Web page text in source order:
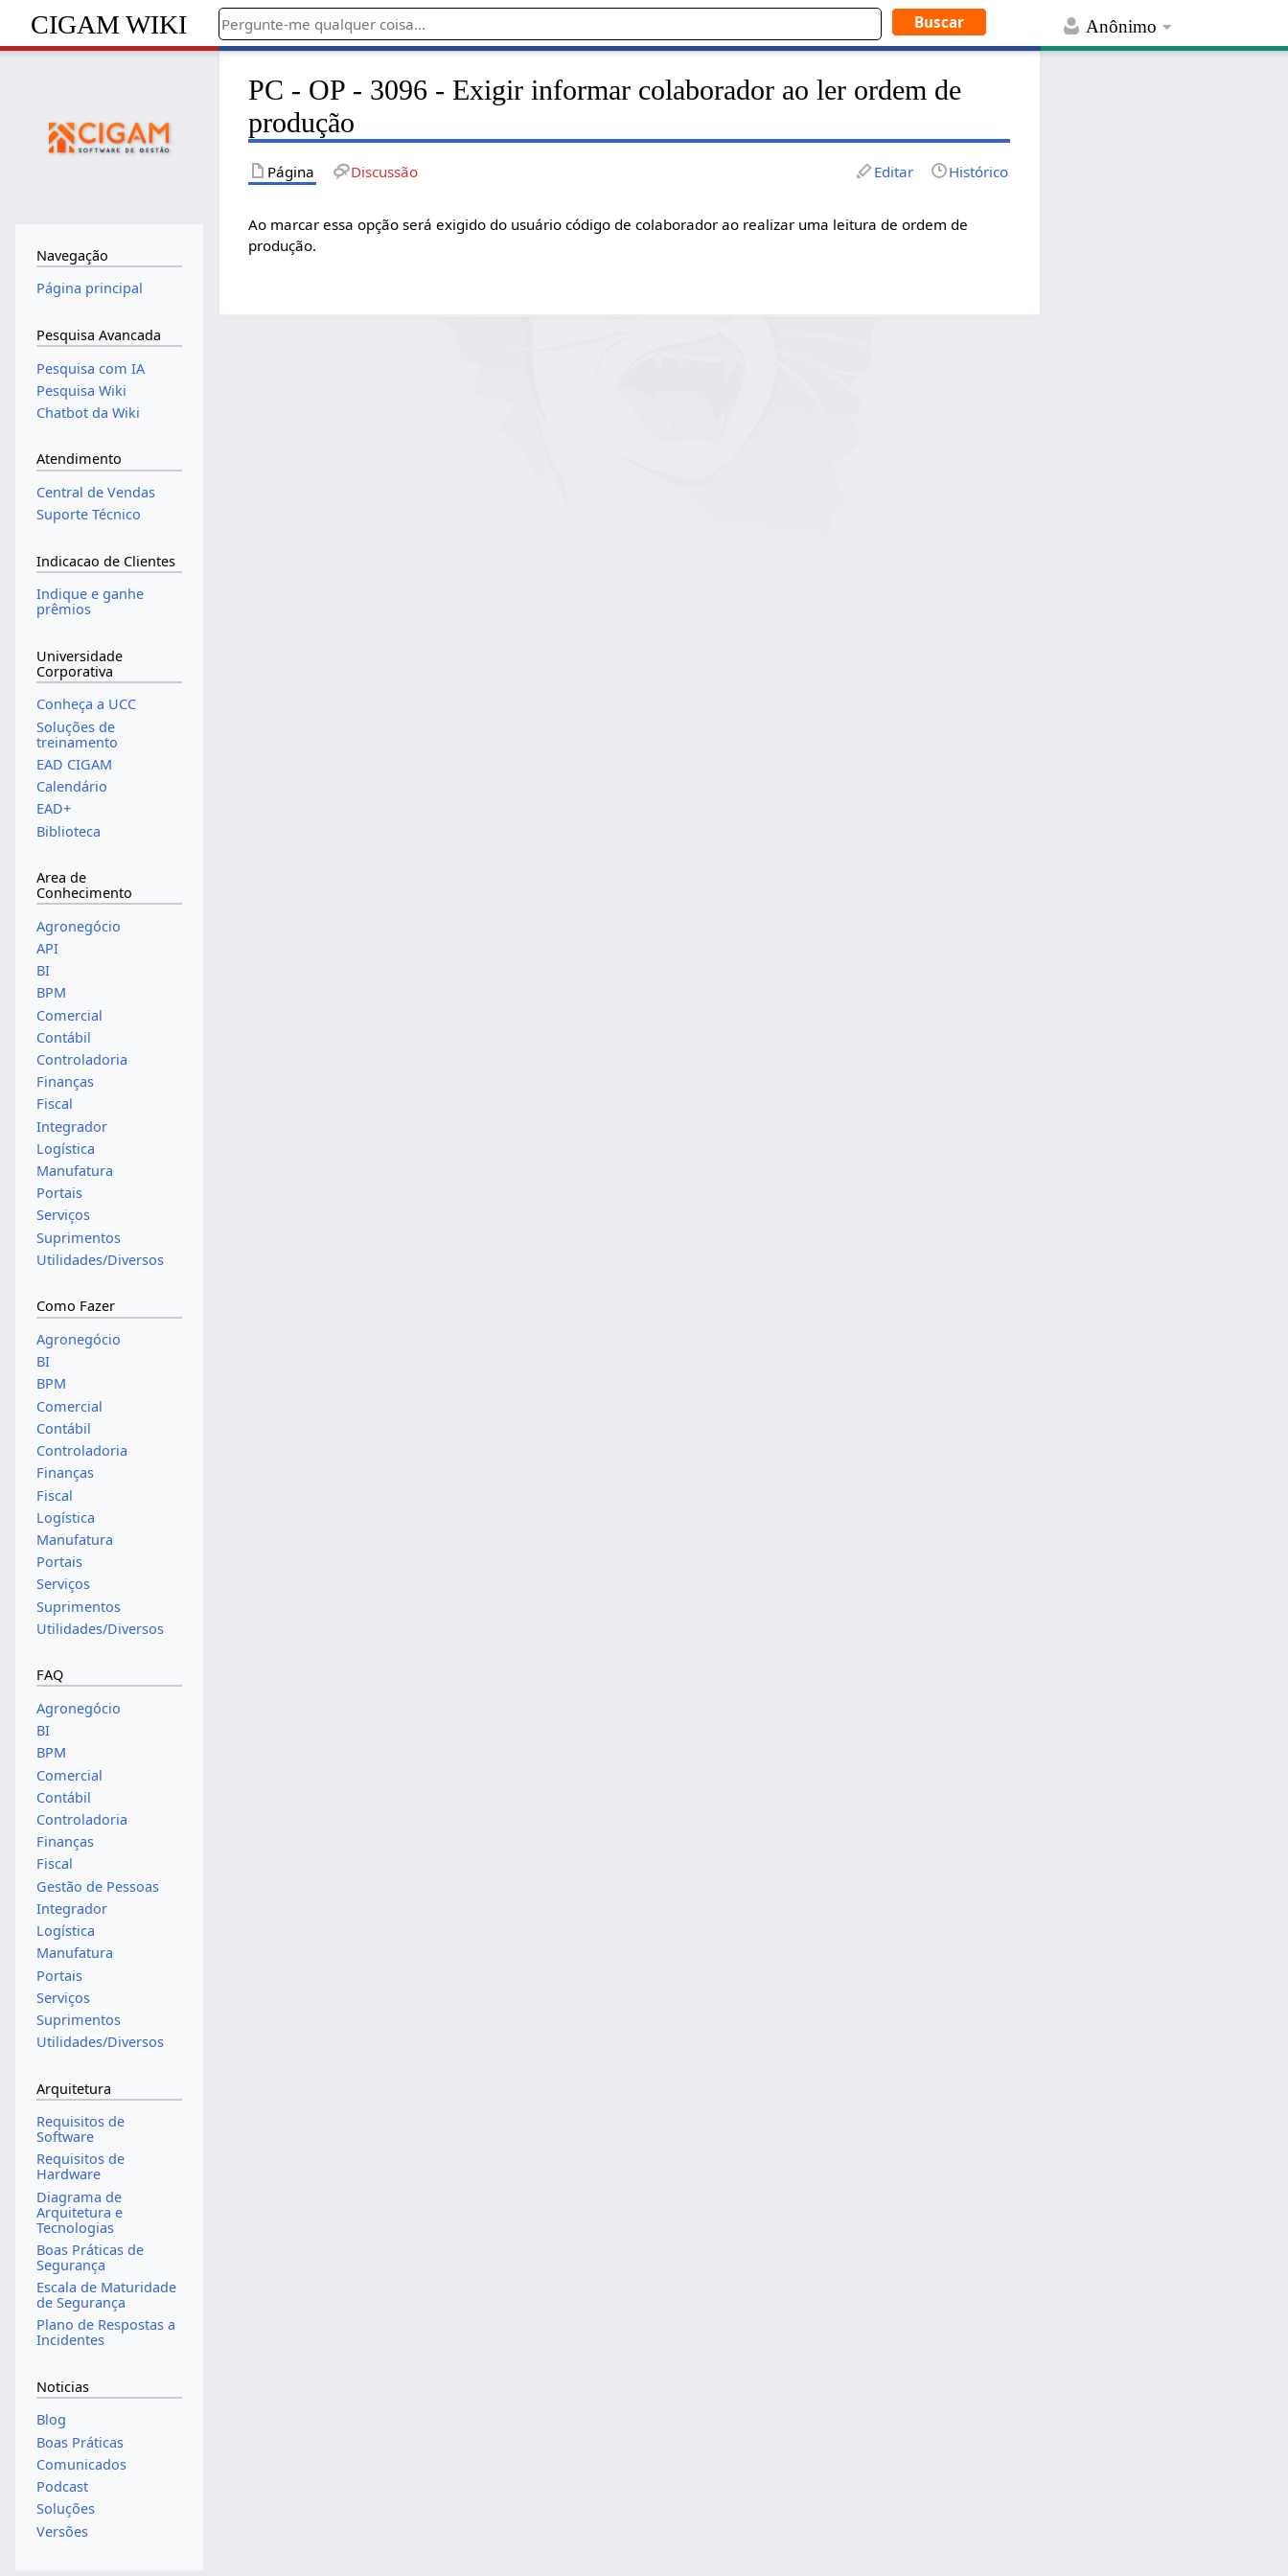
Anônimo
CIGAM WIKI
PC - OP - 3096 - Exigir informar colaborador ao ler ordem de
produção
Página Discussão Editar Histórico
Ao marcar essa opção será exigido do usuário código de colaborador ao realizar uma leitura de ordem de
produção.
Navegação
Página principal
Pesquisa Avancada
Pesquisa com IA
Pesquisa Wiki
Chatbot da Wiki
Atendimento
Central de Vendas
Suporte Técnico
Indicacao de Clientes
Indique e ganhe
prêmios
Universidade
Corporativa
Conheça a UCC
Soluções de
treinamento
EAD CIGAM
Calendário
EAD+
Biblioteca
Area de
Conhecimento
Agronegócio
API
BI
BPM
Comercial
Contábil
Controladoria
Finanças
Fiscal
Integrador
Logística
Manufatura
Portais
Serviços
Suprimentos
Utilidades/Diversos
Como Fazer
Agronegócio
BI
BPM
Comercial
Contábil
Controladoria
Finanças
Fiscal
Logística
Manufatura
Portais
Serviços
Suprimentos
Utilidades/Diversos
FAQ
Agronegócio
BI
BPM
Comercial
Contábil
Controladoria
Finanças
Fiscal
Gestão de Pessoas
Integrador
Logística
Manufatura
Portais
Serviços
Suprimentos
Utilidades/Diversos
Arquitetura
Requisitos de
Software
Requisitos de
Hardware
Diagrama de
Arquitetura e
Tecnologias
Boas Práticas de
Segurança
Escala de Maturidade
de Segurança
Plano de Respostas a
Incidentes
Noticias
Blog
Boas Práticas
Comunicados
Podcast
Soluções
Versões